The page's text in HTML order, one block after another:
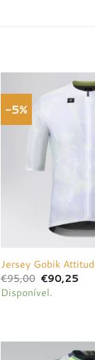
-5%
Jersey Gobik
€95,00 O
preço
original
€90,25
Disponível.